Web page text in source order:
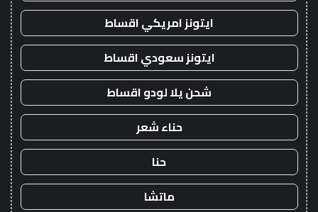
ايتونز امريكي اقساط
ايتونز سعودي اقساط
شحن يلا لودو اقساط
حناء شعر
حنا
ماتشا